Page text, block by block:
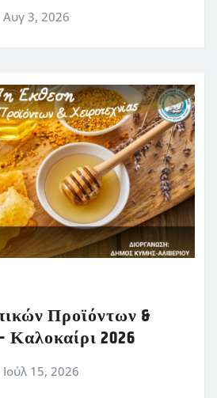
Αυγ 3, 2026
Προϊόντων &
Καλοκαίρι 2026
Ιούλ 15, 2026